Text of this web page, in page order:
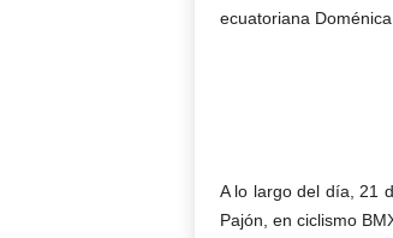
ecuatoriana
A lo largo del día, 21
Pajón, en ciclismo